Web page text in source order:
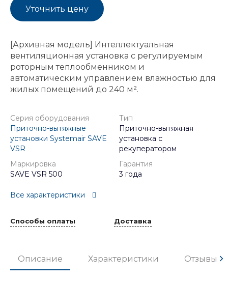
Уточнить цену
[Архивная модель] Интеллектуальная
вентиляционная установка с регулируемым
роторным теплообменником и
автоматическим управлением влажностью для
жилых помещений до 240 м².
Серия оборудования
Приточно-вытяжные
установки Systemair SAVE
VSR
Тип
Приточно-вытяжная
установка с
рекуператором
Маркировка
SAVE VSR 500
Гарантия
3 года
Все характеристики
Способы оплаты Доставка
Описание Характеристики Отзывы